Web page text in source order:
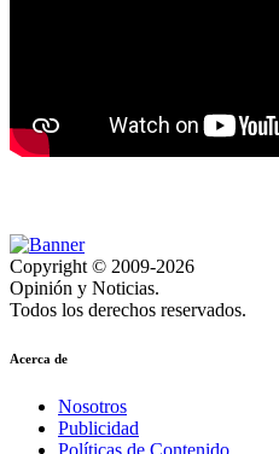
Copyright © 2009-2026
Opinión y Noticias.
Todos los derechos reservados.
Acerca de
Nosotros
Publicidad
Políticas de Contenido